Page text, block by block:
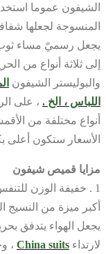
الشيفون عموما
المنسوجة لجعلها
يجعل رسميّ مساء
إلى ثلاثة أنواع من
والبوليستر الشيفون
اللباس ، الخ . ، على
أنواع مختلفة من
الأسعار ستكون أعلى
مزايا قميص شيفون
1 . خفيفة الوزن للتنفس
أكبر ميزة من النسيج
يجعل الهواء يتدفق
لارتداء China suits ،